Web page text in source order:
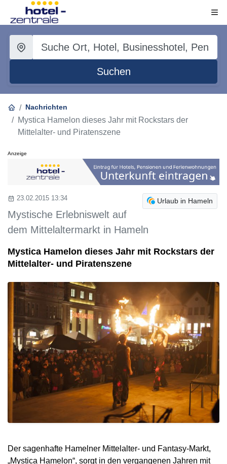
Suchen
Nachrichten
Mystica Hamelon dieses Jahr mit Rockstars der
Mittelalter- und Piratenszene
Anzeige
Urlaub in Hameln
23.02.2015 13:34
Mystische Erlebniswelt auf
dem Mittelaltermarkt in Hameln
Mystica Hamelon dieses Jahr mit Rockstars der
Mittelalter- und Piratenszene
Der sagenhafte Hamelner Mittelalter- und Fantasy-Markt,
„Mystica Hamelon“, sorgt in den vergangenen Jahren mit